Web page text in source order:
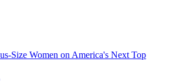
Size Women on America's Next Top